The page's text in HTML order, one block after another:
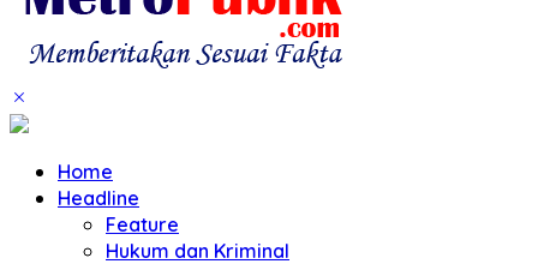
Home
Headline
Feature
Hukum dan Kriminal